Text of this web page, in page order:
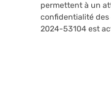
permettent à un
confidentialité des
2024-53104 est